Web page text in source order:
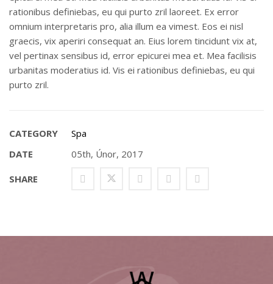
rationibus definiebas, eu qui purto zril laoreet. Ex error
omnium interpretaris pro, alia illum ea vimest. Eos ei nisl
graecis, vix aperiri consequat an. Eius lorem tincidunt vix at,
vel pertinax sensibus id, error epicurei mea et. Mea facilisis
urbanitas moderatius id. Vis ei rationibus definiebas, eu qui
purto zril.
CATEGORY
Spa
DATE
05th, Únor, 2017
SHARE